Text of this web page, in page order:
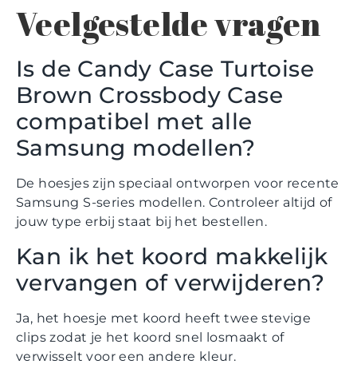
Veelgestelde vragen
Is de Candy Case Turtoise
Brown Crossbody Case
compatibel met alle
Samsung modellen?
De hoesjes zijn speciaal ontworpen voor recente
Samsung S-series modellen. Controleer altijd of
jouw type erbij staat bij het bestellen.
Kan ik het koord makkelijk
vervangen of verwijderen?
Ja, het hoesje met koord heeft twee stevige
clips zodat je het koord snel losmaakt of
verwisselt voor een andere kleur.